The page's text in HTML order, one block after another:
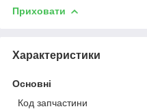
Приховати
Характеристики
Основні
Код запчастини